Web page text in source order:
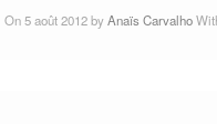
On 5 août 2012 byAnaïs Carvalho